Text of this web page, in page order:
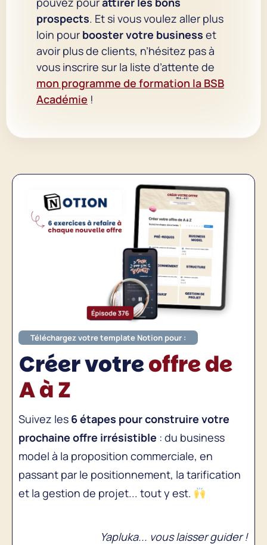
prospects. Et si vous voulez aller plus
loin pour booster votre business et
avoir plus de clients, n’hésitez pas à
vous inscrire sur la liste d’attente de
mon programme de formation la BSB
Académie !
Téléchargez votre template Notion pour :
Créer votreoffre de
A à Z
Suivez les 6 étapes pour construire votre
prochaine offre irrésistible : du business
model à la proposition commerciale, en
passant par le positionnement, la tarification
et la gestion de projet... tout y est.
Yapluka... vous laisser guider !